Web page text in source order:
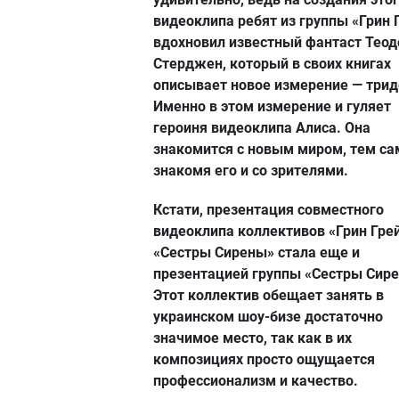
видеоклипа ребят из группы «Грин
вдохновил известный фантаст
Стерджен, который в своих книгах
описывает новое измерение —
Именно в этом измерение и гуляет
героиня видеоклипа Алиса. Она
знакомится с новым миром, тем
знакомя его и со зрителями.
Кстати, презентация совместного
видеоклипа коллективов «Грин
«Сестры Сирены» стала еще и
презентацией группы «Сестры
Этот коллектив обещает занять в
украинском шоу-бизе достаточно
значимое место, так как в их
композициях просто ощущается
профессионализм и качество.